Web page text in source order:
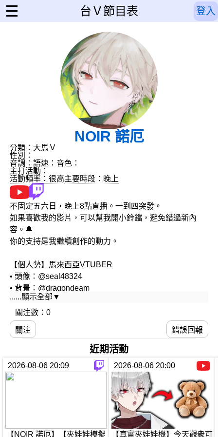
☰ 台Ｖ節目表 登入
NOIR 諾厄
分類：大馬Ｖ
性別：
音調： 語速： 音色：
主打活動：
活動頻率：很高主要時段：晚上
不固定五六日，晚上8點直播。一到四突發。
如果喜歡我的影片，可以幫我開小鈴鐺，避免錯過新內
容。🔔
你的支持是我繼續創作的動力。
【個人勢】馬來西亞VTUBER
• 頭像：@seal48324
• 背景：@dragondeam
• 表情符號：@kaeru_9.22
• 模型、建模：@ikkin_live2d
📩： noir1221comms@gmail.com
......顯示全部▼
關注數：0
關注 錯誤回報
近期活動
2026-08-06 20:09
【NOIR 諾厄】【夾娃娃模擬
2026-08-06 20:00
【真實夾娃娃機】今天觀衆可